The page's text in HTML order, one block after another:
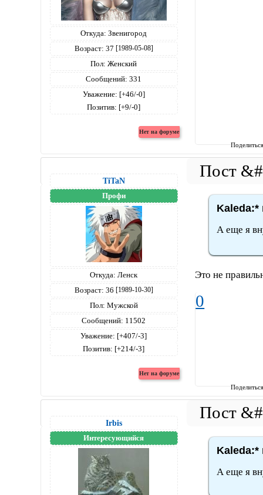
Откуда: Звенигород
Возраст: 37 [1989-05-08]
Пол: Женский
Сообщений: 331
Уважение: [+46/-0]
Позитив: [+9/-0]
TiTaN
Профи
Откуда: Ленск
Возраст: 36 [1989-10-30]
Пол: Мужской
Сообщений: 11502
Уважение: [+407/-3]
Позитив: [+214/-3]
Kaleda:*
А еще я
Это не
0
Irbis
Интересующийся
Kaleda:*
А еще я